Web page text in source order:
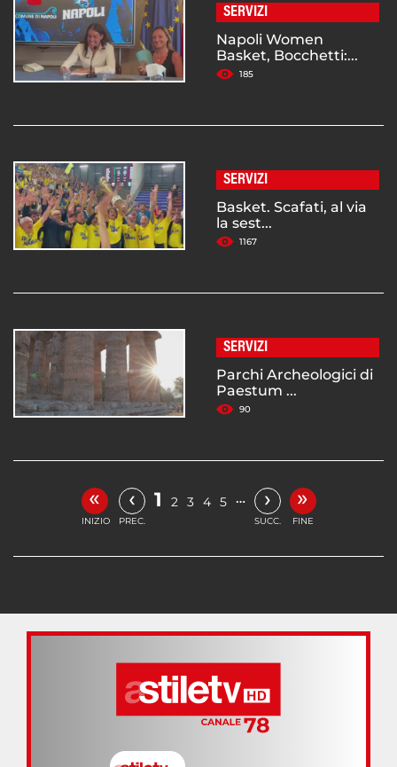
SERVIZI
Napoli Women
Basket, Bocchetti:...
185
SERVIZI
Basket. Scafati, al via
la sest...
1167
SERVIZI
Parchi Archeologici di
Paestum ...
90
«
INIZIO
‹
PREC.
1 2 3 4 5 … ›
SUCC.
»
FINE